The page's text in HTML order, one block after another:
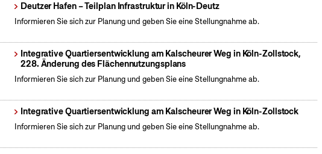
Deutzer Hafen – Teilplan Infrastruktur in Köln-Deutz
Informieren Sie sich zur Planung und geben Sie eine Stellungnahme ab.
Integrative Quartiersentwicklung am Kalscheurer Weg in Köln-Zollstock,
228. Änderung des Flächennutzungsplans
Informieren Sie sich zur Planung und geben Sie eine Stellungnahme ab.
Integrative Quartiersentwicklung am Kalscheurer Weg in Köln-Zollstock
Informieren Sie sich zur Planung und geben Sie eine Stellungnahme ab.